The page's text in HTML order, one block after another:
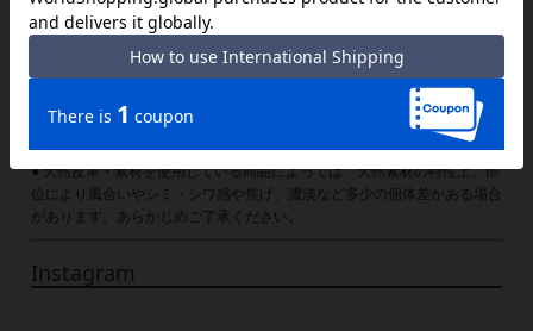
ご注意ください｜
● 商品の画像は、できるだけ商品に近いカラーにて掲載をしております。
お客様のモニターの発色または設定により、実際の色味と異なる場合もあ
ります。あらかじめご了承ください。
● メーカーサイズ、もしくは実際に測った寸法となります。商品の素材等
の個体差により、若干サイズのばらつきがあります。サイズはあくまでも
目安としてお考えください。
● 天然皮革・素材を使用している商品によっては、天然素材の特性上、部
位により風合いやシミ・シワ感や焦げ、濃淡など多少の個体差がある場合
があります。あらかじめご了承ください。
Instagram